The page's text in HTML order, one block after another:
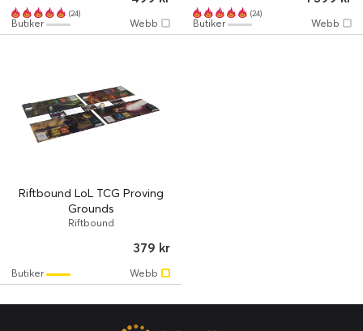
(24)
Webb
Butiker
(24)
Webb
Butiker
Riftbound LoL TCG Proving
Grounds
Riftbound
379 kr
Webb
Butiker